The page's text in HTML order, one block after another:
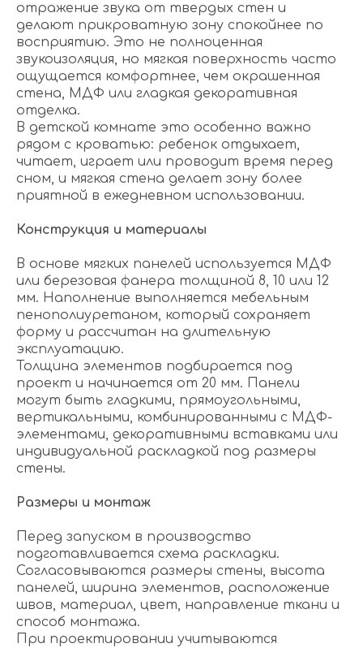
отражение звука от твердых стен и
делают прикроватную зону спокойнее по
восприятию. Это не полноценная
звукоизоляция, но мягкая поверхность часто
ощущается комфортнее, чем окрашенная
стена, МДФ или гладкая декоративная
отделка.
В детской комнате это особенно важно
рядом с кроватью: ребенок отдыхает,
читает, играет или проводит время перед
сном, и мягкая стена делает зону более
приятной в ежедневном использовании.
Конструкция и материалы
В основе мягких панелей используется МДФ
или березовая фанера толщиной 8, 10 или 12
мм. Наполнение выполняется мебельным
пенополиуретаном, который сохраняет
форму и рассчитан на длительную
эксплуатацию.
Толщина элементов подбирается под
проект и начинается от 20 мм. Панели
могут быть гладкими, прямоугольными,
вертикальными, комбинированными с МДФ-
элементами, декоративными вставками или
индивидуальной раскладкой под размеры
стены.
Размеры и монтаж
Перед запуском в производство
подготавливается схема раскладки.
Согласовываются размеры стены, высота
панелей, ширина элементов, расположение
швов, материал, цвет, направление ткани и
способ монтажа.
При проектировании учитываются